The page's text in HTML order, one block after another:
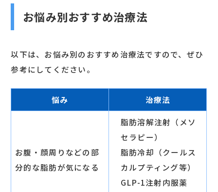
お悩み別おすすめ治療法
以下は、お悩み別のおすすめ治療法ですので、ぜひ
参考にしてください。
悩み 治療法
お腹・顔周りなどの部
分的な脂肪が気になる
脂肪溶解注射（メソ
セラピー）
脂肪冷却（クールス
カルプティング等）
GLP-1注射内服薬